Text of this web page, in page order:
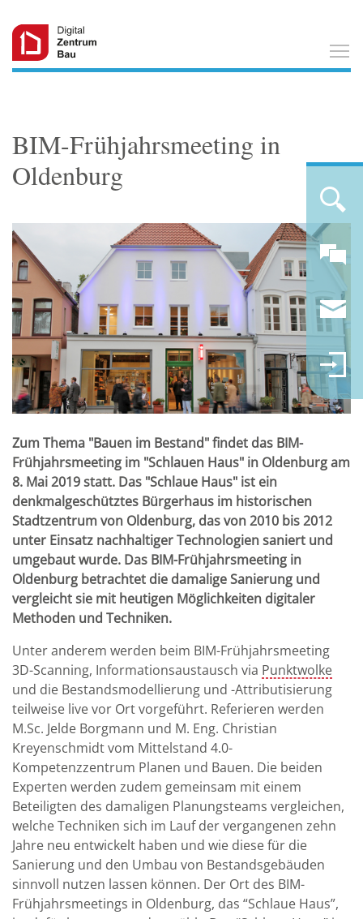
BIM-Frühjahrsmeeting in
Oldenburg
Zum Thema "Bauen im Bestand" findet das BIM-
Frühjahrsmeeting im "Schlauen Haus" in Oldenburg am
8. Mai 2019 statt. Das "Schlaue Haus" ist ein
denkmalgeschütztes Bürgerhaus im historischen
Stadtzentrum von Oldenburg, das von 2010 bis 2012
unter Einsatz nachhaltiger Technologien saniert und
umgebaut wurde. Das BIM-Frühjahrsmeeting in
Oldenburg betrachtet die damalige Sanierung und
vergleicht sie mit heutigen Möglichkeiten digitaler
Methoden und Techniken.
Unter anderem werden beim BIM-Frühjahrsmeeting
3D-Scanning, Informationsaustausch via Punktwolke
und die Bestandsmodellierung und -Attributisierung
teilweise live vor Ort vorgeführt. Referieren werden
M.Sc. Jelde Borgmann und M. Eng. Christian
Kreyenschmidt vom Mittelstand 4.0-
Kompetenzzentrum Planen und Bauen. Die beiden
Experten werden zudem gemeinsam mit einem
Beteiligten des damaligen Planungsteams vergleichen,
welche Techniken sich im Lauf der vergangenen zehn
Jahre neu entwickelt haben und wie diese für die
Sanierung und den Umbau von Bestandsgebäuden
sinnvoll nutzen lassen können. Der Ort des BIM-
Frühjahrsmeetings in Oldenburg, das “Schlaue Haus”,